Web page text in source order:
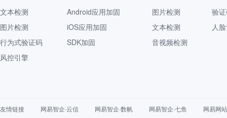
文本检测
图片检测
行为式验证码
风控引擎
Android应用加固
iOS应用加固
SDK加固
图片检测
文本检测
音视频检测
验
人
友情链接 网易智企·云信 网易智企·数帆 网易智企·七鱼 网易网